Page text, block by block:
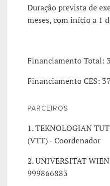
Duração prevista de
meses, com início a 1
Financiamento Total:
Financiamento CES:
PARCEIROS
1. TEKNOLOGIAN
(VTT) - Coordenador
2. UNIVERSITAT
999866883